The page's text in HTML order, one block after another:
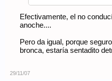
Efectivamente, el no
anoche....
Pero da igual, porque
bronca, estaría sentadito
29/11/07